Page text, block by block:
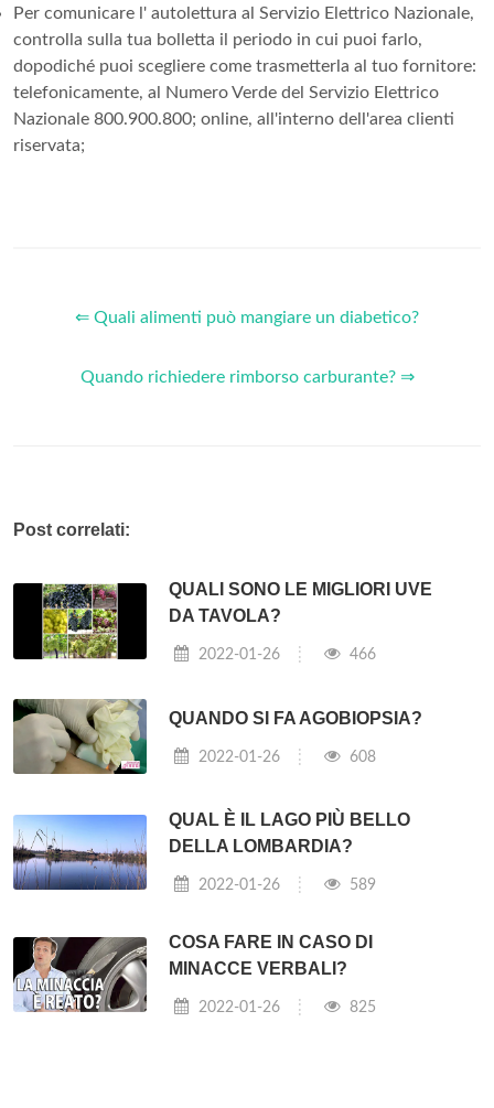
Per comunicare l' autolettura al Servizio Elettrico Nazionale,
controlla sulla tua bolletta il periodo in cui puoi farlo,
dopodiché puoi scegliere come trasmetterla al tuo fornitore:
telefonicamente, al Numero Verde del Servizio Elettrico
Nazionale 800.900.800; online, all'interno dell'area clienti
riservata;
⇐ Quali alimenti può mangiare un diabetico?
Quando richiedere rimborso carburante? ⇒
Post correlati:
QUALI SONO LE MIGLIORI UVE
DA TAVOLA?
2022-01-26 466
QUANDO SI FA AGOBIOPSIA?
2022-01-26 608
QUAL È IL LAGO PIÙ BELLO
DELLA LOMBARDIA?
2022-01-26 589
COSA FARE IN CASO DI
MINACCE VERBALI?
2022-01-26 825